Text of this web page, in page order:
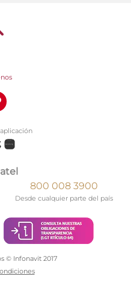
800 008 3900
Desde cualquier parte del país
© Infonavit 2017